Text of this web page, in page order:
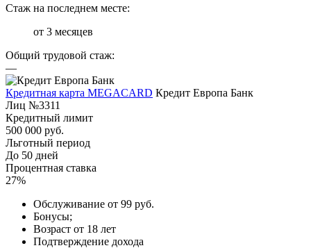
Стаж на последнем месте:
от 3 месяцев
Общий трудовой стаж:
—
Кредитная карта MEGACARD Кредит Европа Банк
Лиц №3311
Кредитный лимит
500 000 руб.
Льготный период
До 50 дней
Процентная ставка
27%
Обслуживание от 99 руб.
Бонусы;
Возраст от 18 лет
Подтверждение дохода